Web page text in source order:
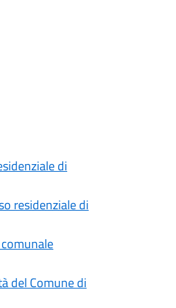
di
residenziale di
del Comune di